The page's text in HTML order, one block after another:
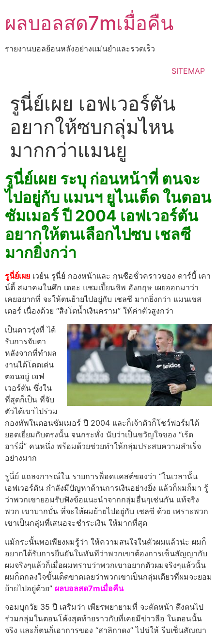
to
content
ผลบอลสด7mเมื่อคืน
รายงานบอลย้อนหลังอย่างแม่นยำเเละรวดเร็ว
SITEMAP
รูนี่ย์เผย เอฟเวอร์ตัน
อยากให้ซบกลุ่มไหน
มากกว่าแมนยู
รูนี่ย์เผย ระบุ ก่อนหน้าที่ ตนจะ
ไปอยู่กับ แมนฯ ยูไนเต็ด ในตอน
ซัมเมอร์ ปี 2004 เอฟเวอร์ตัน
อยากให้ตนเลือกไปซบ เชลซี
มากยิ่งกว่า
รูนี่ย์เผย เวย์น รูนี่ย์ กองหน้าและ กุนซือชั่วคราวของ ดาร์บี้ เคา
น์ตี้ สมาคมในศึก เดอะ แชมเปี้ยนชิพ อังกฤษ เผยออกมาว่า
เคยอยากที่ จะให้ตนย้ายไปอยู่กับ เชลซี มากยิ่งกว่า แมนเชส
เตอร์ เนื่องด้วย “สิงโตน้ำเงินคราม” ให้ค่าตัวสูงกว่า
เป็นดาวรุ่งที่ ได้
รับการจับตา
หลังจากที่ทำผล
งานได้โดดเด่น
ตอนอยู่ เอฟ
เวอร์ตัน ซึ่งใน
ที่สุดก็เป็น ที่จับ
ตัวได้เขาไปร่วม
กองทัพในตอนซัมเมอร์ ปี 2004 และก็เจ้าตัวก็โชว์ฟอร์มได้
ยอดเยี่ยมกับตรงนั้น จนกระทั่ง นับว่าเป็นขวัญใจของ “เร้ด
อาร์มี่” คนหนึ่ง พร้อมด้วยช่วยทำให้กลุ่มประสบความสำเร็จ
อย่างมาก
รูนี่ย์ แถลงการณ์ใน รายการพ็อดแคสต์ของว่า “ในเวลานั้น
เอฟเวอร์ตัน กำลังมีปัญหาด้านการเงินอย่างยิ่ง แล้วก็ผมก็มา รู้
ว่าพวกเขายอมรับฟังข้อแนะนำจากกลุ่มอื่นๆเช่นกัน แท้จริง
พวก เขาบากบั่น ที่จะให้ผมย้ายไปอยู่กับ เชลซี ด้วย เพราะพวก
เขาเป็นกลุ่มที่เสนอจะชำระเงิน ให้มากที่สุด
แม้กระนั้นพอเพียงผมรู้ว่า ให้ความสนใจในตัวผมแล้วน่ะ ผมก็
อยากได้รับการยืนยันในทันทีว่าพวกเขาต้องการเซ็นสัญญากับ
ผมจริงๆแล้วก็เมื่อผมทราบว่าพวกเขาอยากตัวผมจริงๆแล้วนั้น
ผมก็ตกลงใจขั้นเด็ดขาดเลยว่าพวกเขาเป็นกลุ่มเดียวที่ผมจะยอม
ย้ายไปอยู่ด้วย” ผลบอลสด7mเมื่อคืน
จอมบุกวัย 35 ปี เสริมว่า เพียรพยายามที่ จะตัดหน้า ดึงตนไป
ร่วมกลุ่มในตอนโค้งสุดท้ายราวกับที่เคยมีข่าวลือ ในตอนนั้น
จริง และก็ตนก็เอาการของ “สาลิกาดง” ไปขู่ให้ รีบเซ็นสัญญา